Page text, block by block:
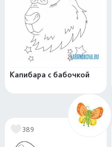
Капибара с бабочкой
389